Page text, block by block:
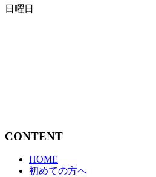
日曜日
CONTENT
HOME
初めての方へ